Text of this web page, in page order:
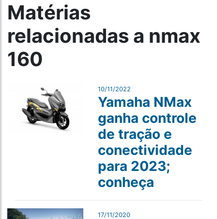
Matérias
relacionadas a nmax
160
10/11/2022
Yamaha NMax
ganha controle
de tração e
conectividade
para 2023;
conheça
17/11/2020